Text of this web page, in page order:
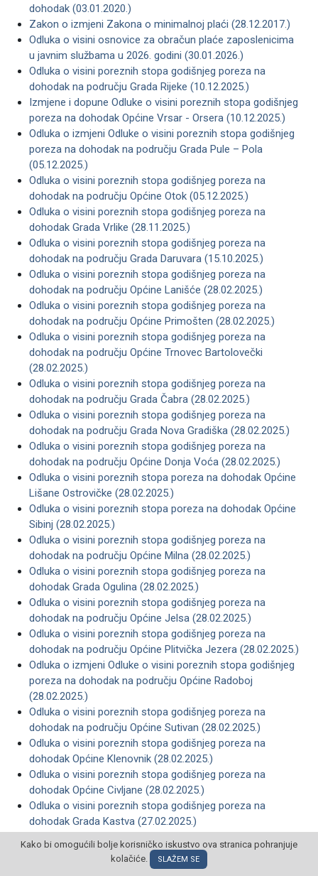
dohodak (03.01.2020.)
Zakon o izmjeni Zakona o minimalnoj plaći (28.12.2017.)
Odluka o visini osnovice za obračun plaće zaposlenicima
u javnim službama u 2026. godini (30.01.2026.)
Odluka o visini poreznih stopa godišnjeg poreza na
dohodak na području Grada Rijeke (10.12.2025.)
Izmjene i dopune Odluke o visini poreznih stopa godišnjeg
poreza na dohodak Općine Vrsar - Orsera (10.12.2025.)
Odluka o izmjeni Odluke o visini poreznih stopa godišnjeg
poreza na dohodak na području Grada Pule – Pola
(05.12.2025.)
Odluka o visini poreznih stopa godišnjeg poreza na
dohodak na području Općine Otok (05.12.2025.)
Odluka o visini poreznih stopa godišnjeg poreza na
dohodak Grada Vrlike (28.11.2025.)
Odluka o visini poreznih stopa godišnjeg poreza na
dohodak na području Grada Daruvara (15.10.2025.)
Odluka o visini poreznih stopa godišnjeg poreza na
dohodak na području Općine Lanišće (28.02.2025.)
Odluka o visini poreznih stopa godišnjeg poreza na
dohodak na području Općine Primošten (28.02.2025.)
Odluka o visini poreznih stopa godišnjeg poreza na
dohodak na području Općine Trnovec Bartolovečki
(28.02.2025.)
Odluka o visini poreznih stopa godišnjeg poreza na
dohodak na području Grada Čabra (28.02.2025.)
Odluka o visini poreznih stopa godišnjeg poreza na
dohodak na području Grada Nova Gradiška (28.02.2025.)
Odluka o visini poreznih stopa godišnjeg poreza na
dohodak na području Općine Donja Voća (28.02.2025.)
Odluka o visini poreznih stopa poreza na dohodak Općine
Lišane Ostrovičke (28.02.2025.)
Odluka o visini poreznih stopa poreza na dohodak Općine
Sibinj (28.02.2025.)
Odluka o visini poreznih stopa godišnjeg poreza na
dohodak na području Općine Milna (28.02.2025.)
Odluka o visini poreznih stopa godišnjeg poreza na
dohodak Grada Ogulina (28.02.2025.)
Odluka o visini poreznih stopa godišnjeg poreza na
dohodak na području Općine Jelsa (28.02.2025.)
Odluka o visini poreznih stopa godišnjeg poreza na
dohodak na području Općine Plitvička Jezera (28.02.2025.)
Odluka o izmjeni Odluke o visini poreznih stopa godišnjeg
poreza na dohodak na području Općine Radoboj
(28.02.2025.)
Odluka o visini poreznih stopa godišnjeg poreza na
dohodak na području Općine Sutivan (28.02.2025.)
Odluka o visini poreznih stopa godišnjeg poreza na
dohodak Općine Klenovnik (28.02.2025.)
Odluka o visini poreznih stopa godišnjeg poreza na
dohodak Općine Civljane (28.02.2025.)
Odluka o visini poreznih stopa godišnjeg poreza na
dohodak Grada Kastva (27.02.2025.)
dohodak na području Grada Vodnjana – Dignano
Kako bi omogućili bolje korisničko iskustvo ova stranica pohranjuje
kolačiće.
SLAŽEM SE